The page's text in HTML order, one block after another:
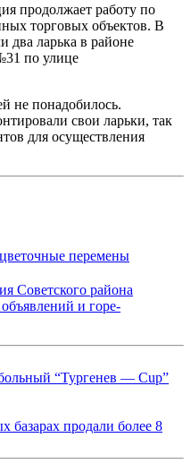
продолжает работу по
торговых объектов. В
два ларька в районе
по улице
не понадобилось.
свои ларьки, так
для осуществления
перемены
Советского района
и горе-
“Тургенев — Cup”
базарах продали более 8